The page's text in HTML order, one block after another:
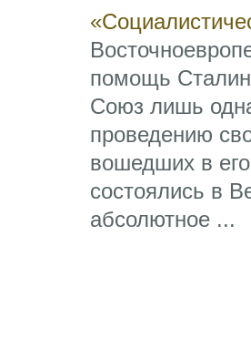
помощь Сталин
Союз лишь
проведению
вошедших в
состоялись в
абсолютное ...